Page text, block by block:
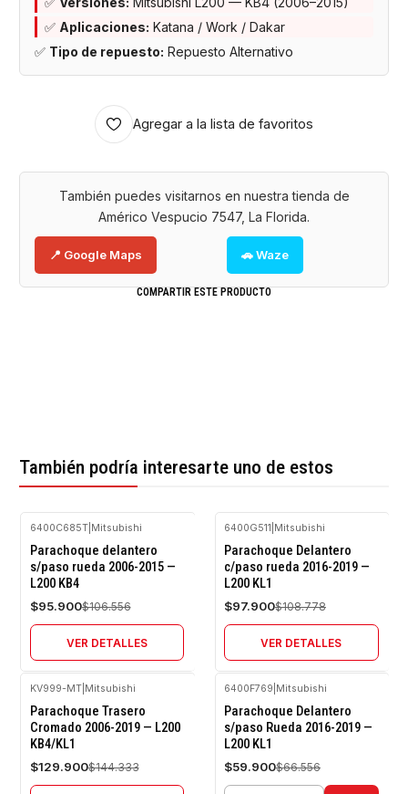
✅ Aplicaciones: Katana / Work / Dakar
✅ Tipo de repuesto: Repuesto Alternativo
Agregar a la lista de favoritos
También puedes visitarnos en nuestra tienda de
Américo Vespucio 7547, La Florida.
📍 Google Maps 🚗 Waze
COMPARTIR ESTE PRODUCTO
También podría interesarte uno de estos
-10%
OFF
Agotado
6400C685T| Mitsubishi
Parachoque delantero
s/paso rueda 2006-2015 —
L200 KB4
$95.900$106.556
VER DETALLES
-10%
OFF
Agotado
6400G511 Mitsubishi
Parachoque Delantero
c/paso rueda 2016-2019 —
L200 KL1
$97.900$108.778
VER DETALLES
-10%
OFF
Agotado
KV999-MT| Mitsubishi
Parachoque Trasero
Cromado 2006-2019 — L200
KB4/KL1
$129.900$144.333
-10%
OFF
6400F769 Mitsubishi
Parachoque Delantero
s/paso Rueda 2016-2019 —
L200 KL1
$59.900$66.556